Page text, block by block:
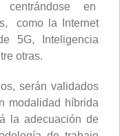
en
como la Internet
5G, Inteligencia
otras.
serán validados
modalidad híbrida
la adecuación de